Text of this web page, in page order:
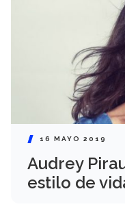
16 MAYO 2019
Audrey
estilo de